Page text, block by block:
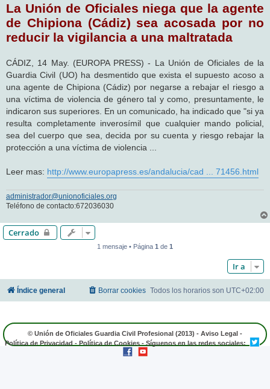
n
s
a
j
e
La Unión de Oficiales niega que la agente
de Chipiona (Cádiz) sea acosada por no
reducir la vigilancia a una maltratada
CÁDIZ, 14 May. (EUROPA PRESS) - La Unión de Oficiales de la
Guardia Civil (UO) ha desmentido que exista el supuesto acoso a
una agente de Chipiona (Cádiz) por negarse a rebajar el riesgo a
una víctima de violencia de género tal y como, presuntamente, le
indicaron sus superiores. En un comunicado, ha indicado que "si ya
resulta completamente inverosímil que cualquier mando policial,
sea del cuerpo que sea, decida por su cuenta y riesgo rebajar la
protección a una víctima de violencia ...
Leer mas: http://www.europapress.es/andalucia/cad ... 71456.html
administrador@unionoficiales.org
Teléfono de contacto:672036030
Cerrado
1 mensaje • Página 1 de 1
Ir a
Índice general Todos los horarios son UTC+02:00
Borrar cookies
© Unión de Oficiales Guardia Civil Profesional (2013) - Aviso Legal -
Política de Privacidad - Política de Cookies - Síguenos en las redes sociales: